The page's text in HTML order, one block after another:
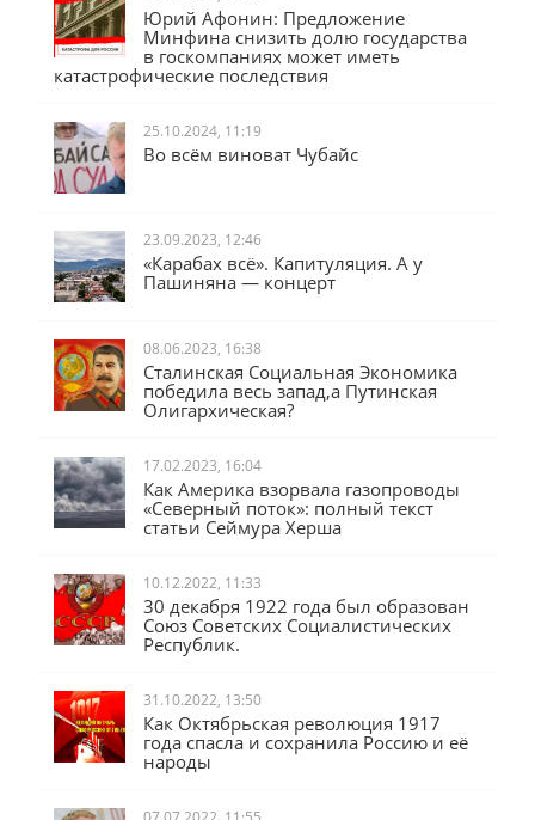
25.10.2024, 12:02
Юрий Афонин: Предложение
Минфина снизить долю государства
в госкомпаниях может иметь
катастрофические последствия
25.10.2024, 11:19
Во всём виноват Чубайс
23.09.2023, 12:46
«Карабах всё». Капитуляция. А у
Пашиняна — концерт
08.06.2023, 16:38
Сталинская Социальная Экономика
победила весь запад,а Путинская
Олигархическая?
17.02.2023, 16:04
Как Америка взорвала газопроводы
«Северный поток»: полный текст
статьи Сеймура Херша
10.12.2022, 11:33
30 декабря 1922 года был образован
Союз Советских Социалистических
Республик.
31.10.2022, 13:50
Как Октябрьская революция 1917
года спасла и сохранила Россию и её
народы